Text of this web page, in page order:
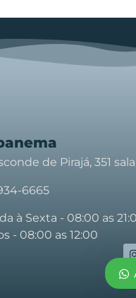
de Pirajá, 351
6665
à Sexta - 08:00 as
- 08:00 as 12:00